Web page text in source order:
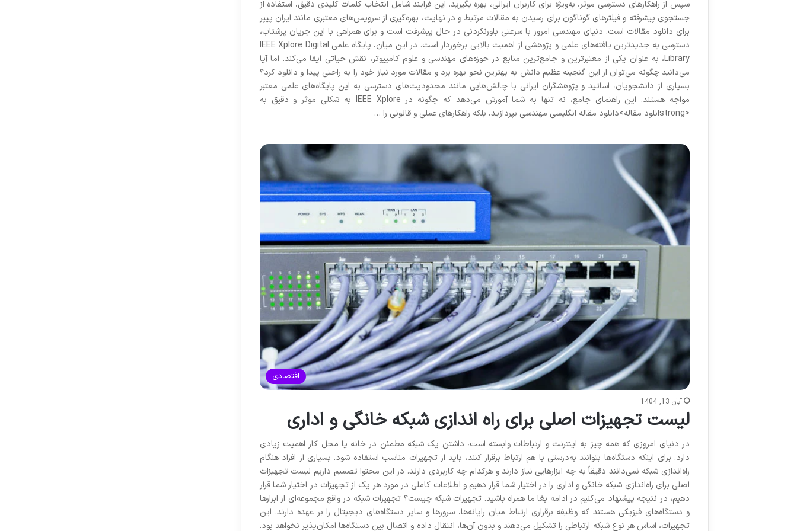
سپس از راهکارهای دسترسی موثر، به‌ویژه برای کاربران ایرانی، بهره بگیرید. این فرایند شامل انتخاب کلمات کلیدی دقیق، استفاده از
جستجوی پیشرفته و فیلترهای گوناگون برای رسیدن به مقالات مرتبط و در نهایت، بهره‌گیری از سرویس‌های معتبری مانند ایران پیپر
برای دانلود مقالات است. دنیای مهندسی امروز با سرعتی باورنکردنی در حال پیشرفت است و برای همراهی با این جریان پرشتاب،
دسترسی به جدیدترین یافته‌های علمی و پژوهشی از اهمیت بالایی برخوردار است. در این میان، پایگاه علمی IEEE Xplore Digital
Library، به عنوان یکی از معتبرترین و جامع‌ترین منابع در حوزه‌های مهندسی و علوم کامپیوتر، نقش حیاتی ایفا می‌کند. اما آیا
می‌دانید چگونه می‌توان از این گنجینه عظیم دانش به بهترین نحو بهره برد و مقالات مورد نیاز خود را به راحتی پیدا و دانلود کرد؟
بسیاری از دانشجویان، اساتید و پژوهشگران ایرانی با چالش‌هایی مانند محدودیت‌های دسترسی به این پایگاه‌های علمی معتبر
مواجه هستند. این راهنمای جامع، نه تنها به شما آموزش می‌دهد که چگونه در IEEE Xplore به شکلی موثر و دقیق به
<strongانلود مقاله>دانلود مقاله انگلیسی مهندسی بپردازید، بلکه راهکارهای عملی و قانونی را …
اقتصادی
آبان 13, 1404
لیست تجهیزات اصلی برای راه اندازی شبکه خانگی و اداری
در دنیای امروزی که همه چیز به اینترنت و ارتباطات وابسته است، داشتن یک شبکه مطمئن در خانه یا محل کار اهمیت زیادی
دارد. برای اینکه دستگاه‌ها بتوانند به‌درستی با هم ارتباط برقرار کنند، باید از تجهیزات مناسب استفاده شود. بسیاری از افراد هنگام
راه‌اندازی شبکه نمی‌دانند دقیقاً به چه ابزارهایی نیاز دارند و هرکدام چه کاربردی دارند. در این محتوا تصمیم داریم لیست تجهیزات
اصلی برای راه‌اندازی شبکه خانگی و اداری را در اختیار شما قرار دهیم و اطلاعات کاملی در مورد هر یک از تجهیزات در اختیار شما قرار
دهیم، در نتیجه پیشنهاد می‌کنیم در ادامه بغا ما همراه باشید. تجهیزات شبکه چیست؟ تجهیزات شبکه در واقع مجموعه‌ای از ابزارها
و دستگاه‌های فیزیکی هستند که وظیفه برقراری ارتباط میان رایانه‌ها، سرورها و سایر دستگاه‌های دیجیتال را بر عهده دارند. این
تجهیزات، اساس هر نوع شبکه ارتباطی را تشکیل می‌دهند و بدون آن‌ها، انتقال داده و اتصال بین دستگاه‌ها امکان‌پذیر نخواهد بود.